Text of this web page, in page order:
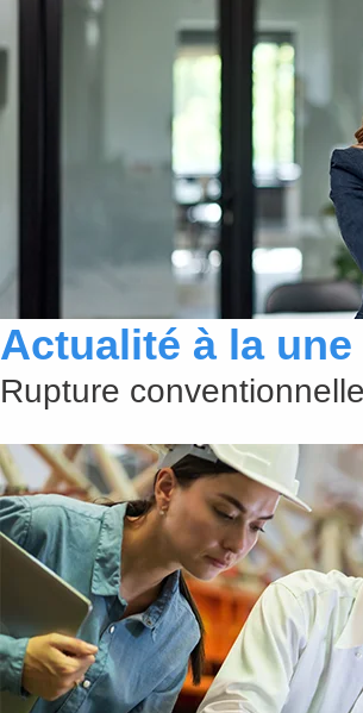
Actualité à la une
Rupture